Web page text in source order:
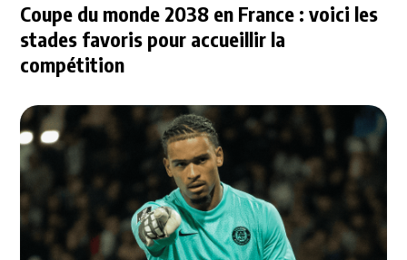
Coupe du monde 2038 en France : voici les
stades favoris pour accueillir la
compétition